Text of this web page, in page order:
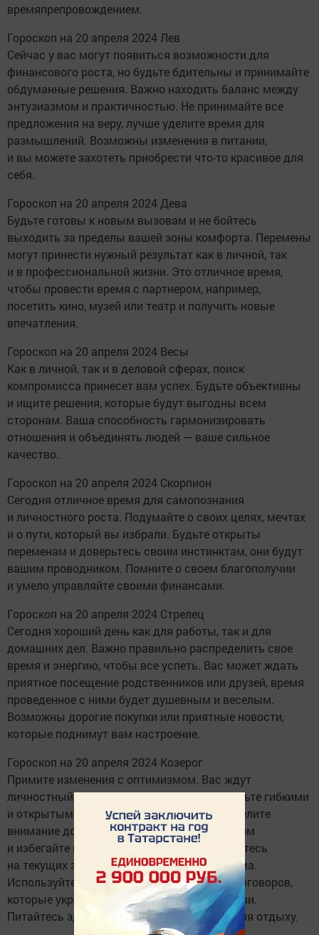
времяпрепровождением.
Гороскоп на 20 апреля 2024 Лев
Сейчас у вас могут появиться возможности для
финансового роста, но будьте бдительны и принимайте
обдуманные решения. Важно находить баланс между
энтузиазмом и практичностью. Не принимайте все
предложения на веру, лучше уделите время для
размышлений. Возможны изменения в питании,
и вы можете захотеть приобрести что-то красивое для
себя.
Гороскоп на 20 апреля 2024 Дева
Будьте готовы к новым вызовам и не бойтесь
выходить за пределы вашей зоны комфорта. Перемены
могут принести нужный результат как в личной, так
и в профессиональной жизни. Это отличное время,
чтобы провести время с партнером, например,
посетить кино, музей или театр и получить новые
впечатления.
Гороскоп на 20 апреля 2024 Весы
Как в личной, так и в деловой сферах, поиск
компромисса принесет вам успех. Будьте объективны
и ищите решения, которые будут выгодны всем
сторонам. Ваша способность гармонизировать
отношения и объединять людей — ваше сильное
качество.
Гороскоп на 20 апреля 2024 Скорпион
Сегодня отличное время для самопознания
и личностного роста. Подумайте о своих целях, мечтах
и о пути, который вы избрали. Будьте открыты
переменам и доверьтесь своим инстинктам, они будут
вашим проводником. Помните о своем благополучии
и умело управляйте своими финансами.
Гороскоп на 20 апреля 2024 Стрелец
Сегодня хороший день как для работы, так и для
домашних дел. Важно правильно распределить свое
время и энергию, чтобы все успеть. Вас может ждать
приятное посещение родственников или друзей, время
проведенное с ними будет душевным и веселым.
Возможны дорогие покупки или приятные новости,
которые поднимут вам настроение.
Гороскоп на 20 апреля 2024 Козерог
Примите изменения с оптимизмом. Вас ждут
личностный и профессиональный рост, будьте гибкими
и открытыми для новых возможностей. Уделите
внимание долгосрочным финансовым целям
и избегайте импульсивных трат. Фокусируйтесь
на текущих задачах как на работе, так и дома.
Используйте возможность для глубоких разговоров,
которые укрепят ваши эмоциональные связи.
Питайтесь здоровой пищей и уделяйте время отдыху.